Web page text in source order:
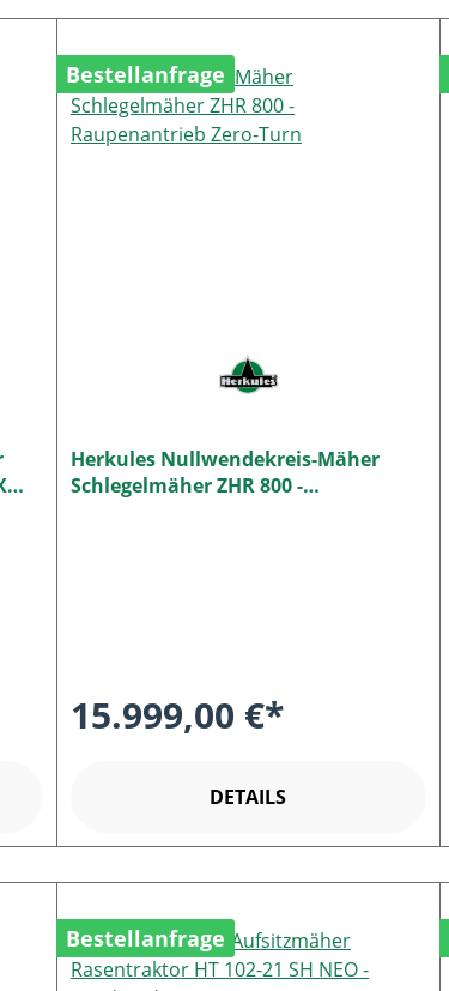
Bestellanfrage
Herkules Nullwendekreis-Mäher
Schlegelmäher ZHR 800 -
15.999,00 €*
DETAILS
Bestellanfrage